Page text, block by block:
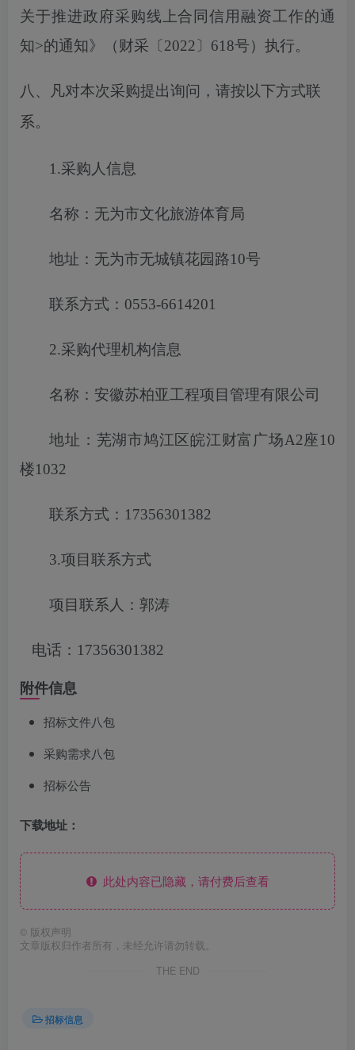
关于推进政府采购线上合同信用融资工作的通
知>的通知》（财采〔2022〕618号）执行。
八、凡对本次采购提出询问，请按以下方式联
系。
1.采购人信息
名称：无为市文化旅游体育局
地址：无为市无城镇花园路10号
联系方式：0553-6614201
2.采购代理机构信息
名称：安徽苏柏亚工程项目管理有限公司
地址：芜湖市鸠江区皖江财富广场A2座10
楼1032
联系方式： 17356301382
3.项目联系方式
项目联系人：郭涛
电话： 17356301382
附件信息
招标文件八包
采购需求八包
招标公告
下载地址：
此处内容已隐藏，请付费后查看
© 版权声明
文章版权归作者所有，未经允许请勿转载。
THE END
招标信息